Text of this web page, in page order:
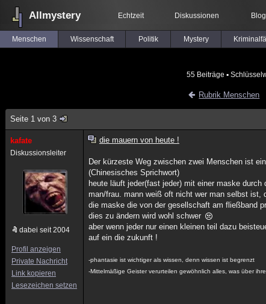
Allmystery Echtzeit Diskussionen
Menschen Wissenschaft Politik Mystery
55 Beiträge ▪
Rubrik Menschen
Seite 1 von 3
kafate
Diskussionsleiter
dabei seit 2004
Profil anzeigen
Private Nachricht
Link kopieren
Lesezeichen setzen
die mauern von heute !
Der kürzeste Weg zwischen zwei Menschen ist
(Chinesisches Sprichwort)
heute läuft jeder(fast jeder) mit einer maske
man/frau. mann weiß oft nicht wer man selbst
die maske die von der gesellschaft am fließband
dies zu ändern wird wohl schwer
aber wenn jeder nur einen kleinen teil dazu
auf ein die zukunft !
-phantasie ist wichtiger als wissen, denn wissen ist begrenzt
-Mittelmäßige Geister verurteilen gewöhnlich alles, was über